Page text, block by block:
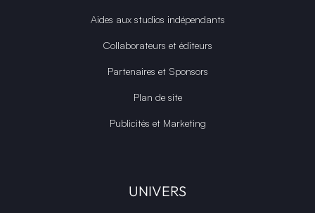
Aides aux studios indépendants
Collaborateurs et éditeurs
Partenaires et Sponsors
Plan de site
Publicités et Marketing
UNIVERS